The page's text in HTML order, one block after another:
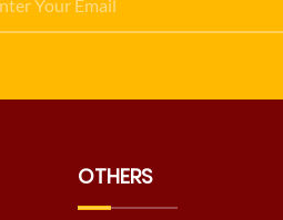
OTHERS